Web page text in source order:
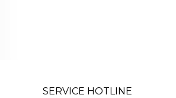
SERVICE HOTLINE